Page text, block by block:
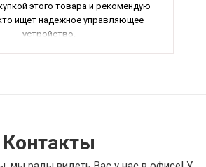
этого товара и рекомендую
ищет надежное управляющее
устройство.
Контакты